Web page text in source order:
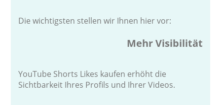
Die wichtigsten stellen wir Ihnen hier vor:
Mehr Visibilität
YouTube Shorts Likes kaufen erhöht die
Sichtbarkeit Ihres Profils und Ihrer Videos.